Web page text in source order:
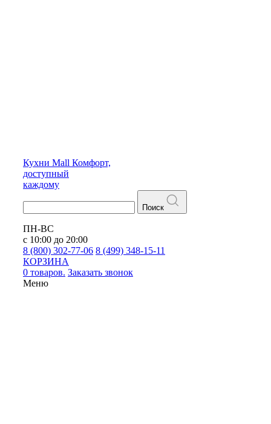
Кухни Mall Комфорт,
доступный
каждому
Поиск
ПН-ВС
с 10:00 до 20:00
8 (800) 302-77-06 8 (499) 348-15-11
КОРЗИНА
0 товаров. Заказать звонок
Меню